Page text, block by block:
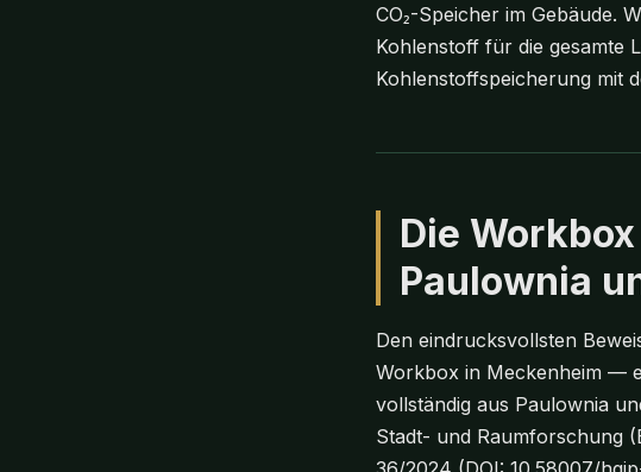
CO₂-Speicher im Gebäude.
Kohlenstoff für die gesamte
Kohlenstoffspeicherung mit
Die
Paulownia
Den eindrucksvollsten
Workbox in Meckenheim —
vollständig aus Paulownia
Stadt- und Raumforschung